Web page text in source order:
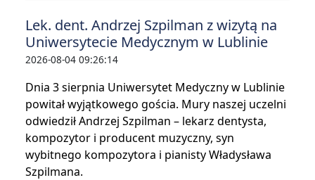
Lek. dent. Andrzej Szpilman z wizytą na
Uniwersytecie Medycznym w Lublinie
2026-08-04 09:26:14
Dnia 3 sierpnia Uniwersytet Medyczny w Lublinie
powitał wyjątkowego gościa. Mury naszej uczelni
odwiedził Andrzej Szpilman – lekarz dentysta,
kompozytor i producent muzyczny, syn
wybitnego kompozytora i pianisty Władysława
Szpilmana.